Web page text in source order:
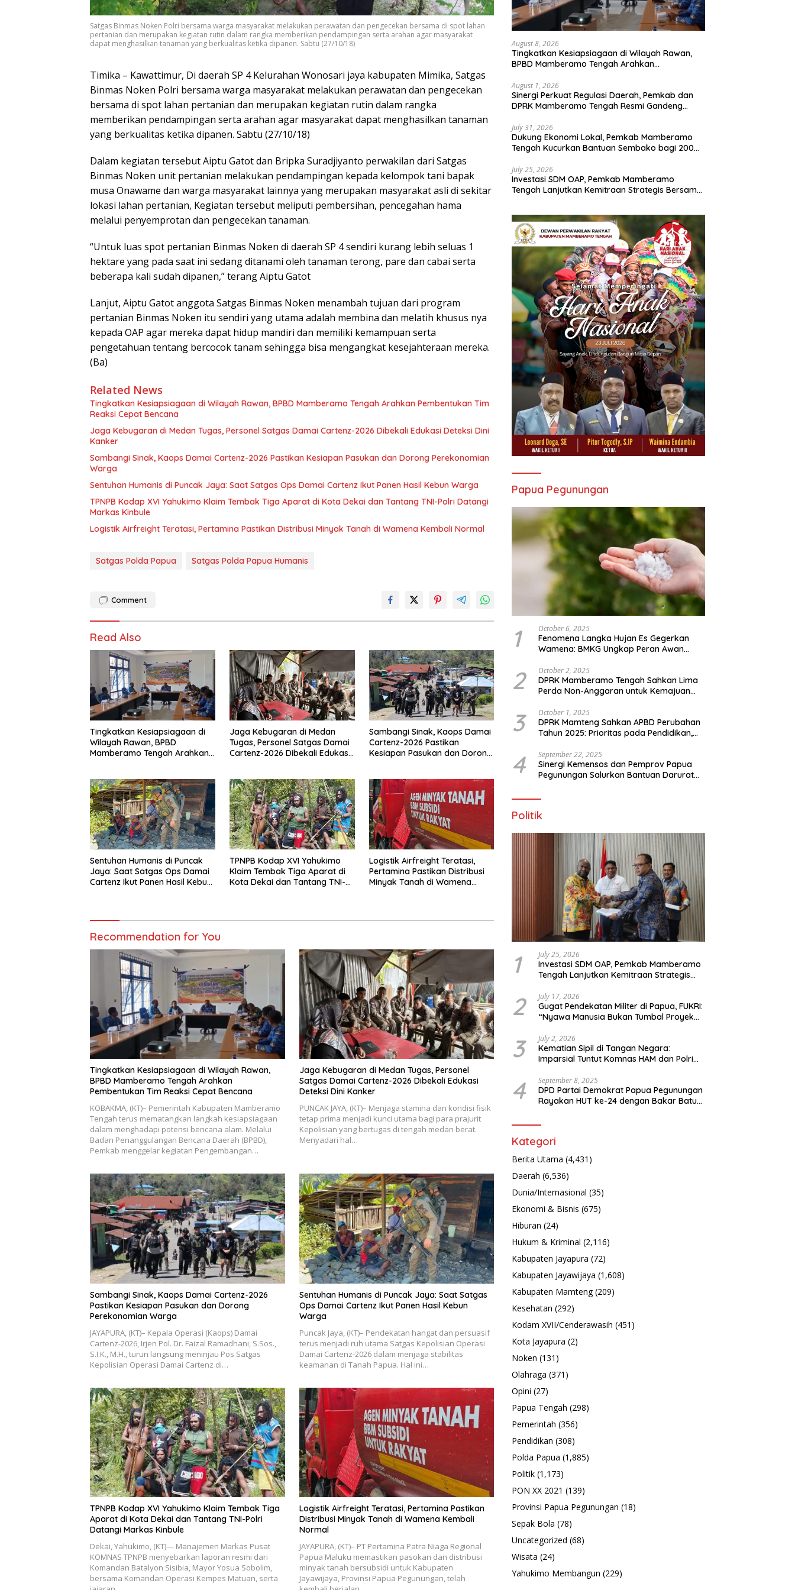
Satgas Binmas Noken Polri bersama warga masyarakat melakukan perawatan dan pengecekan bersama di spot lahan
pertanian dan merupakan kegiatan rutin dalam rangka memberikan pendampingan serta arahan agar masyarakat
dapat menghasilkan tanaman yang berkualitas ketika dipanen. Sabtu (27/10/18)
Timika – Kawattimur, Di daerah SP 4 Kelurahan Wonosari jaya kabupaten Mimika, Satgas
Binmas Noken Polri bersama warga masyarakat melakukan perawatan dan pengecekan
bersama di spot lahan pertanian dan merupakan kegiatan rutin dalam rangka
memberikan pendampingan serta arahan agar masyarakat dapat menghasilkan tanaman
yang berkualitas ketika dipanen. Sabtu (27/10/18)
Dalam kegiatan tersebut Aiptu Gatot dan Bripka Suradjiyanto perwakilan dari Satgas
Binmas Noken unit pertanian melakukan pendampingan kepada kelompok tani bapak
musa Onawame dan warga masyarakat lainnya yang merupakan masyarakat asli di sekitar
lokasi lahan pertanian, Kegiatan tersebut meliputi pembersihan, pencegahan hama
melalui penyemprotan dan pengecekan tanaman.
“Untuk luas spot pertanian Binmas Noken di daerah SP 4 sendiri kurang lebih seluas 1
hektare yang pada saat ini sedang ditanami oleh tanaman terong, pare dan cabai serta
beberapa kali sudah dipanen,” terang Aiptu Gatot
Lanjut, Aiptu Gatot anggota Satgas Binmas Noken menambah tujuan dari program
pertanian Binmas Noken itu sendiri yang utama adalah membina dan melatih khusus nya
kepada OAP agar mereka dapat hidup mandiri dan memiliki kemampuan serta
pengetahuan tentang bercocok tanam sehingga bisa mengangkat kesejahteraan mereka.
(Ba)
Related News
Tingkatkan Kesiapsiagaan di Wilayah Rawan, BPBD Mamberamo Tengah Arahkan Pembentukan Tim
Reaksi Cepat Bencana
Jaga Kebugaran di Medan Tugas, Personel Satgas Damai Cartenz-2026 Dibekali Edukasi Deteksi Dini
Kanker
Sambangi Sinak, Kaops Damai Cartenz-2026 Pastikan Kesiapan Pasukan dan Dorong Perekonomian
Warga
Sentuhan Humanis di Puncak Jaya: Saat Satgas Ops Damai Cartenz Ikut Panen Hasil Kebun Warga
TPNPB Kodap XVI Yahukimo Klaim Tembak Tiga Aparat di Kota Dekai dan Tantang TNI-Polri Datangi
Markas Kinbule
Logistik Airfreight Teratasi, Pertamina Pastikan Distribusi Minyak Tanah di Wamena Kembali Normal
Satgas Polda Papua Satgas Polda Papua Humanis
Comment
Read Also
Tingkatkan Kesiapsiagaan di
Wilayah Rawan, BPBD
Mamberamo Tengah Arahkan
Jaga Kebugaran di Medan
Tugas, Personel Satgas Damai
Cartenz-2026 Dibekali Edukasi
Sambangi Sinak, Kaops Damai
Cartenz-2026 Pastikan
Kesiapan Pasukan dan Dorong
Sentuhan Humanis di Puncak
Jaya: Saat Satgas Ops Damai
Cartenz Ikut Panen Hasil Kebun
TPNPB Kodap XVI Yahukimo
Klaim Tembak Tiga Aparat di
Kota Dekai dan Tantang TNI-
Logistik Airfreight Teratasi,
Pertamina Pastikan Distribusi
Minyak Tanah di Wamena
Recommendation for You
Tingkatkan Kesiapsiagaan di Wilayah Rawan,
BPBD Mamberamo Tengah Arahkan
Pembentukan Tim Reaksi Cepat Bencana
KOBAKMA, (KT)– Pemerintah Kabupaten Mamberamo
Tengah terus mematangkan langkah kesiapsiagaan
dalam menghadapi potensi bencana alam. Melalui
Badan Penanggulangan Bencana Daerah (BPBD),
Pemkab menggelar kegiatan Pengembangan…
Jaga Kebugaran di Medan Tugas, Personel
Satgas Damai Cartenz-2026 Dibekali Edukasi
Deteksi Dini Kanker
PUNCAK JAYA, (KT)– Menjaga stamina dan kondisi fisik
tetap prima menjadi kunci utama bagi para prajurit
Kepolisian yang bertugas di tengah medan berat.
Menyadari hal…
Sambangi Sinak, Kaops Damai Cartenz-2026
Pastikan Kesiapan Pasukan dan Dorong
Perekonomian Warga
JAYAPURA, (KT)– Kepala Operasi (Kaops) Damai
Cartenz-2026, Irjen Pol. Dr. Faizal Ramadhani, S.Sos.,
S.I.K., M.H., turun langsung meninjau Pos Satgas
Kepolisian Operasi Damai Cartenz di…
Sentuhan Humanis di Puncak Jaya: Saat Satgas
Ops Damai Cartenz Ikut Panen Hasil Kebun
Warga
Puncak Jaya, (KT)– Pendekatan hangat dan persuasif
terus menjadi ruh utama Satgas Kepolisian Operasi
Damai Cartenz-2026 dalam menjaga stabilitas
keamanan di Tanah Papua. Hal ini…
TPNPB Kodap XVI Yahukimo Klaim Tembak Tiga
Aparat di Kota Dekai dan Tantang TNI-Polri
Datangi Markas Kinbule
Dekai, Yahukimo, (KT)— Manajemen Markas Pusat
KOMNAS TPNPB menyebarkan laporan resmi dari
Komandan Batalyon Sisibia, Mayor Yosua Sobolim,
bersama Komandan Operasi Kempes Matuan, serta
Logistik Airfreight Teratasi, Pertamina Pastikan
Distribusi Minyak Tanah di Wamena Kembali
Normal
JAYAPURA, (KT)– PT Pertamina Patra Niaga Regional
Papua Maluku memastikan pasokan dan distribusi
minyak tanah bersubsidi untuk Kabupaten
Jayawijaya, Provinsi Papua Pegunungan, telah
August 8, 2026
Tingkatkan Kesiapsiagaan di Wilayah Rawan,
BPBD Mamberamo Tengah Arahkan
August 1, 2026
Sinergi Perkuat Regulasi Daerah, Pemkab dan
DPRK Mamberamo Tengah Resmi Gandeng
July 31, 2026
Dukung Ekonomi Lokal, Pemkab Mamberamo
Tengah Kucurkan Bantuan Sembako bagi 200
July 25, 2026
Investasi SDM OAP, Pemkab Mamberamo
Tengah Lanjutkan Kemitraan Strategis Bersama
Papua Pegunungan
1 October 6, 2025
Fenomena Langka Hujan Es Gegerkan
Wamena: BMKG Ungkap Peran Awan
Ekstrem Peralihan Musim
2 October 2, 2025
DPRK Mamberamo Tengah Sahkan Lima
Perda Non-Anggaran untuk Kemajuan
3 October 1, 2025
DPRK Mamteng Sahkan APBD Perubahan
Tahun 2025: Prioritas pada Pendidikan,
4 September 22, 2025
Sinergi Kemensos dan Pemprov Papua
Pegunungan Salurkan Bantuan Darurat
Politik
1 July 25, 2026
Investasi SDM OAP, Pemkab Mamberamo
Tengah Lanjutkan Kemitraan Strategis
2 July 17, 2026
Gugat Pendekatan Militer di Papua, FUKRI:
“Nyawa Manusia Bukan Tumbal Proyek
3 July 2, 2026
Kematian Sipil di Tangan Negara:
Imparsial Tuntut Komnas HAM dan Polri
4 September 8, 2025
DPD Partai Demokrat Papua Pegunungan
Rayakan HUT ke-24 dengan Bakar Batu
Kategori
Berita Utama (4,431)
Daerah (6,536)
Dunia/Internasional (35)
Ekonomi & Bisnis (675)
Hiburan (24)
Hukum & Kriminal (2,116)
Kabupaten Jayapura (72)
Kabupaten Jayawijaya (1,608)
Kabupaten Mamteng(209)
Kesehatan (292)
Kodam XVII/Cenderawasih (451)
Kota Jayapura (2)
Noken (131)
Olahraga (371)
Opini (27)
Papua Tengah (298)
Pemerintah (356)
Pendidikan (308)
Polda Papua (1,885)
Politik (1,173)
PON XX 2021 (139)
Provinsi Papua Pegunungan (18)
Sepak Bola (78)
Uncategorized (68)
Wisata (24)
Yahukimo Membangun (229)